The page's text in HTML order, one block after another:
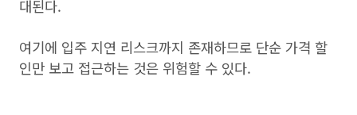
대된다.
여기에 입주 지연 리스크까지 존재하므로 단순 가격 할
인만 보고 접근하는 것은 위험할 수 있다.